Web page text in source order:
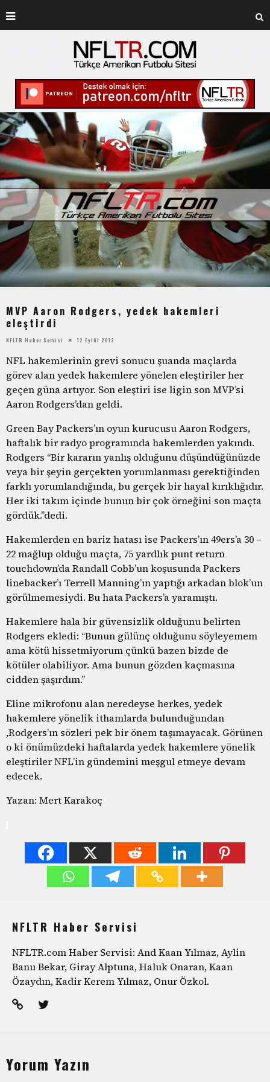
MVP Aaron Rodgers, yedek hakemleri
eleştirdi
NFLTR Haber Servisi 12 Eylül 2012
NFL hakemlerinin grevi sonucu şuanda maçlarda
görev alan yedek hakemlere yönelen eleştiriler her
geçen güna artıyor. Son eleştiri ise ligin son MVP’si
Aaron Rodgers’dan geldi.
Green Bay Packers’ın oyun kurucusu Aaron Rodgers,
haftalık bir radyo programında hakemlerden yakındı.
Rodgers “Bir kararın yanlış olduğunu düşündüğünüzde
veya bir şeyin gerçekten yorumlanması gerektiğinden
farklı yorumlandığında, bu gerçek bir hayal kırıklığıdır.
Her iki takım içinde bunun bir çok örneğini son maçta
gördük.”dedi.
Hakemlerden en bariz hatası ise Packers’ın 49ers’a 30 –
22 mağlup olduğu maçta, 75 yardlık punt return
touchdown’da Randall Cobb’un koşusunda Packers
linebacker’ı Terrell Manning’ın yaptığı arkadan blok’un
görülmemesiydi. Bu hata Packers’a yaramıştı.
Hakemlere hala bir güvensizlik olduğunu belirten
Rodgers ekledi: “Bunun gülünç olduğunu söyleyemem
ama kötü hissetmiyorum çünkü bazen bizde de
kötüler olabiliyor. Ama bunun gözden kaçmasına
cidden şaşırdım.”
Eline mikrofonu alan neredeyse herkes, yedek
hakemlere yönelik ithamlarda bulunduğundan
,Rodgers’ın sözleri pek bir önem taşımayacak. Görünen
o ki önümüzdeki haftalarda yedek hakemlere yönelik
eleştiriler NFL’in gündemini meşgul etmeye devam
edecek.
Yazan: Mert Karakoç
NFLTR Haber Servisi
NFLTR.com Haber Servisi: And Kaan Yılmaz, Aylin
Banu Bekar, Giray Alptuna, Haluk Onaran, Kaan
Özaydın, Kadir Kerem Yılmaz, Onur Özkol.
Yorum Yazın